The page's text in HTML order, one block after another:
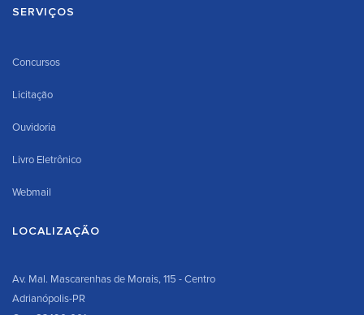
SERVIÇOS
Concursos
Licitação
Ouvidoria
Livro Eletrônico
Webmail
LOCALIZAÇÃO
Av. Mal. Mascarenhas de Morais, 115 - Centro
Adrianópolis-PR